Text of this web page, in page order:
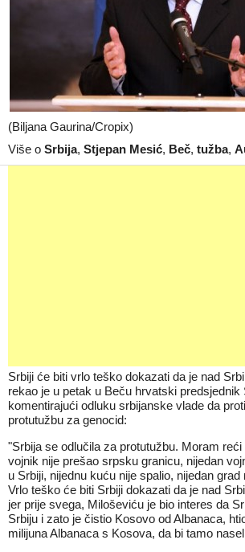
(Biljana Gaurina/Cropix)
Više o Srbija, Stjepan Mesić, Beč, tužba,
Srbiji će biti vrlo teško dokazati da je nad
rekao je u petak u Beču hrvatski predsjednik
komentirajući odluku srbijanske vlade da
protutužbu za genocid:
"Srbija se odlučila za protutužbu. Moram reći
vojnik nije prešao srpsku granicu, nijedan
u Srbiji, nijednu kuću nije spalio, nijedan grad
Vrlo teško će biti Srbiji dokazati da je nad
jer prije svega, Miloševiću je bio interes da
Srbiju i zato je čistio Kosovo od Albanaca,
milijuna Albanaca s Kosova, da bi tamo